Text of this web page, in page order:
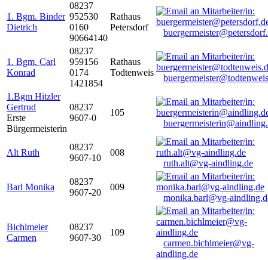
1. Bgm. Binder
Dietrich
08237
952530
0160
90664140
Rathaus
Petersdorf
1. Bgm. Carl
Konrad
08237
959156
0174
1421854
Rathaus
Todtenweis
1.Bgm Hitzler
Gertrud
Erste
Bürgermeisterin
08237
9607-0
105
Alt Ruth
08237
9607-10
008
ruth.alt@vg-aindling.de
Barl Monika
08237
9607-20
009
monika.barl@vg-
Bichlmeier
Carmen
08237
9607-30
109
carmen.bichlmeier@vg-
aindling.de